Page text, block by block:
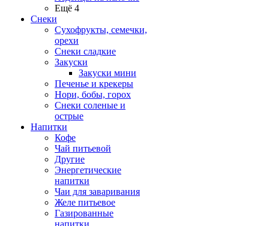
Ещё 4
Снеки
Сухофрукты, семечки,
орехи
Снеки сладкие
Закуски
Закуски мини
Печенье и крекеры
Нори, бобы, горох
Снеки соленые и
острые
Напитки
Кофе
Чай питьевой
Другие
Энергетические
напитки
Чаи для заваривания
Желе питьевое
Газированные
напитки